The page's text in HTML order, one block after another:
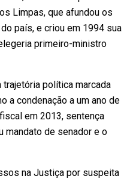
Limpas, que afundou os
país, e criou em 1994 sua
primeiro-ministro
política marcada
a condenação a um ano de
em 2013, sentença
mandato de senador e o
na Justiça por suspeita